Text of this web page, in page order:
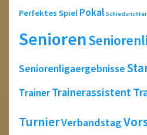
Perfektes Spiel Pokal Schiedsrichter
Senioren
Seniorenligaergebnisse
TrainerTrainerassistent
TurnierVerbandstag